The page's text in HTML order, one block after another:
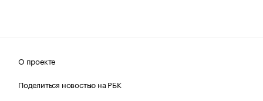
О проекте
Поделиться новостью на РБК